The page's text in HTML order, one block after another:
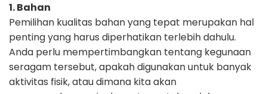
1. Bahan
Pemilihan kualitas bahan yang tepat merupakan hal
penting yang harus diperhatikan terlebih dahulu.
Anda perlu mempertimbangkan tentang kegunaan
seragam tersebut, apakah digunakan untuk banyak
aktivitas fisik, atau dimana kita akan